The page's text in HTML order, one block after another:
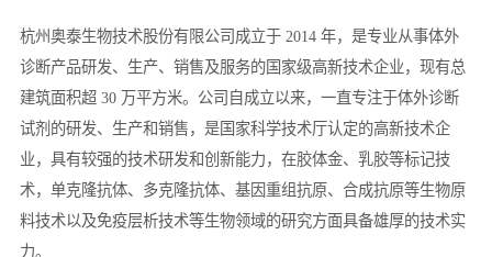
杭州奥泰生物技术股份有限公司成立于 2014 年，是专业从事体外
诊断产品研发、生产、销售及服务的国家级高新技术企业，现有总
建筑面积超 30 万平方米。公司自成立以来，一直专注于体外诊断
试剂的研发、生产和销售，是国家科学技术厅认定的高新技术企
业，具有较强的技术研发和创新能力，在胶体金、乳胶等标记技
术，单克隆抗体、多克隆抗体、基因重组抗原、合成抗原等生物原
料技术以及免疫层析技术等生物领域的研究方面具备雄厚的技术实
力。